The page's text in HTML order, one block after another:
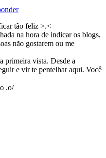
tão feliz >.<
na hora de indicar os blogs,
não gostarem ou me
primeira vista. Desde a
e vir te pentelhar aqui. Você
.o/